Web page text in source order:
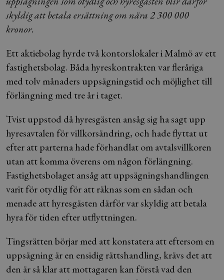
skyldig att betala ersättning om nära 2 300 000
kronor.
Ett aktiebolag hyrde två kontorslokaler i Malmö av ett
fastighetsbolag. Båda hyreskontrakten var fleråriga
med tolv månaders uppsägningstid och möjlighet till
förlängning med tre år i taget.
Tvist uppstod då hyresgästen ansåg sig ha sagt upp
hyresavtalen för villkorsändring, och hade flyttat ut
efter att parterna hade förhandlat om avtalsvillkoren
utan att komma överens om någon förlängning.
Fastighetsbolaget ansåg att uppsägningshandlingen
varit för otydlig för att räknas som en sådan och
menade att hyresgästen därför var skyldig att betala
hyra för tiden efter utflyttningen.
Tingsrätten börjar med att konstatera att eftersom en
uppsägning är en ensidig rättshandling, krävs det att
den är så klar att mottagaren kan förstå vad den